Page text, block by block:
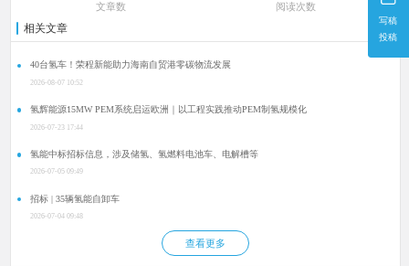
写稿
投稿
文章数 阅读次数
相关文章
40台氢车！荣程新能助力海南自贸港零碳物流发展
2026-08-07 10:52
氢辉能源15MW PEM系统启运欧洲｜以工程实践推动PEM制氢规模化
2026-07-23 17:44
氢能中标招标信息，涉及储氢、氢燃料电池车、电解槽等
2026-07-05 09:49
招标 | 35辆氢能自卸车
2026-07-04 09:48
查看更多